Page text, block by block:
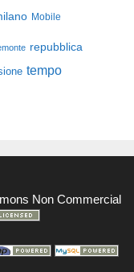
Mobile
repubblica
tempo
Non Commercial